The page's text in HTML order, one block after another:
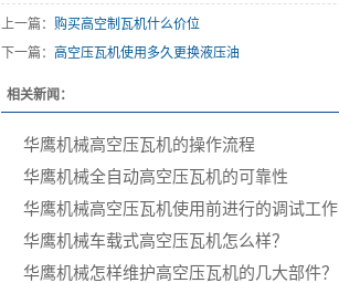
上一篇： 购买高空制瓦机什么价位
下一篇： 高空压瓦机使用多久更换液压油
相关新闻：
华鹰机械高空压瓦机的操作流程
华鹰机械‌全自动高空压瓦机的可靠性
华鹰机械‌高空压瓦机使用前进行的调试工作
华鹰机械‌车载式高空压瓦机怎么样？
华鹰机械怎样维护高空压瓦机的几大部件？